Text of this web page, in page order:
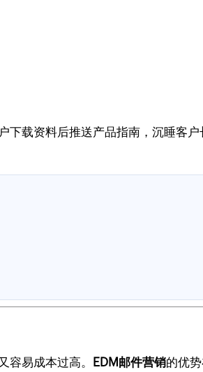
下载资料后推送产品指南，沉睡客户
易成本过高。 EDM邮件营销的优势